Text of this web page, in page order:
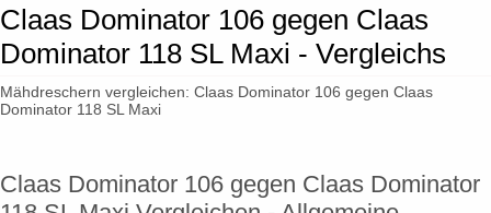
Claas Dominator 106 gegen Claas
Dominator 118 SL Maxi - Vergleichs
Mähdreschern vergleichen: Claas Dominator 106 gegen Claas
Dominator 118 SL Maxi
Claas Dominator 106 gegen Claas Dominator